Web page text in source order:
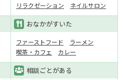
リラクゼーション
ネイルサロン
おなかがすいた
ファーストフード
ラーメン
喫茶・カフェ
カレー
相談ごとがある